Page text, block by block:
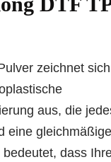
zeichnet
aus, die
eine
dass